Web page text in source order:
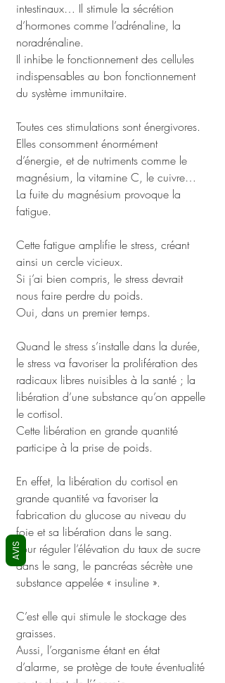
intestinaux… Il stimule la sécrétion
d’hormones comme l’adrénaline, la
noradrénaline.
Il inhibe le fonctionnement des cellules
indispensables au bon fonctionnement
du système immunitaire.
Toutes ces stimulations sont énergivores.
Elles consomment énormément
d’énergie, et de nutriments comme le
magnésium, la vitamine C, le cuivre…
La fuite du magnésium provoque la
fatigue.
Cette fatigue amplifie le stress, créant
ainsi un cercle vicieux.
Si j’ai bien compris, le stress devrait
nous faire perdre du poids.
Oui, dans un premier temps.
Quand le stress s’installe dans la durée,
le stress va favoriser la prolifération des
radicaux libres nuisibles à la santé ; la
libération d’une substance qu’on appelle
le cortisol.
Cette libération en grande quantité
participe à la prise de poids.
En effet, la libération du cortisol en
grande quantité va favoriser la
fabrication du glucose au niveau du
foie et sa libération dans le sang.
Pour réguler l’élévation du taux de sucre
dans le sang, le pancréas sécrète une
substance appelée « insuline ».
C’est elle qui stimule le stockage des
graisses.
Aussi, l’organisme étant en état
d’alarme, se protège de toute éventualité
AVIS